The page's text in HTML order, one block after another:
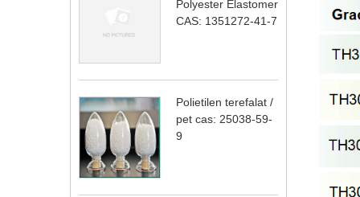
Polyester Elastomer
CAS: 1351272-41-7
Polietilen terefalat /
pet cas: 25038-59-
9